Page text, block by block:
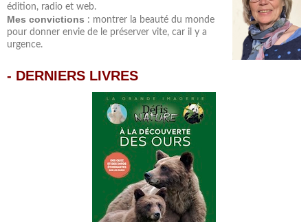
édition, radio et web.
Mes convictions : montrer la beauté du monde
pour donner envie de le préserver vite, car il y a
urgence.
- DERNIERS LIVRES